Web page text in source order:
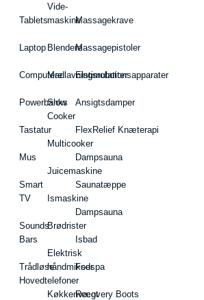
Tablets
Laptop
Computere
Powerbanks
Tastatur
Mus
Smart
TV
Sounds
Bars
Trådløse
Hovedtelefoner
Vide-
maskine
Blendere
Madlavningsrobotter
Slow
Cooker
Multicooker
Juicemaskine
Ismaskine
Brødrister
Elektrisk
håndmikser
Køkkenvægt
Massagekrave
Massagepistoler
Elstimulationsapparater
Ansigtsdamper
FlexRelief Knæterapi
Dampsauna
Saunatæppe
Dampsauna
Isbad
Fodspa
Recovery Boots